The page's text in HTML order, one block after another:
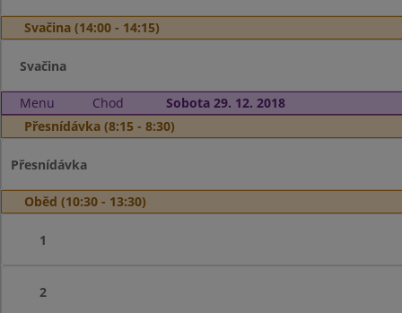
Svačina (14:00 - 14:15)
Svačina
Menu Chod
Sobota 29. 12. 2018
Přesnídávka (8:15 - 8:30)
Přesnídávka
Oběd (10:30 - 13:30)
1
2